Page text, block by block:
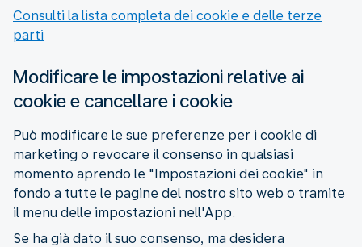
Consulti la lista completa dei cookie e delle terze
parti
Modificare le impostazioni relative ai
cookie e cancellare i cookie
Può modificare le sue preferenze per i cookie di
marketing o revocare il consenso in qualsiasi
momento aprendo le "Impostazioni dei cookie" in
fondo a tutte le pagine del nostro sito web o tramite
il menu delle impostazioni nell'App.
Se ha già dato il suo consenso, ma desidera